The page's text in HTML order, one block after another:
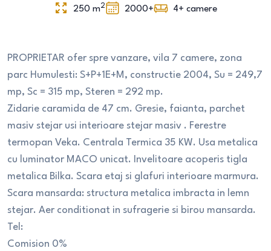
250 m2 2000+ 4+ camere
PROPRIETAR ofer spre vanzare, vila 7 camere, zona
parc Humulesti: S+P+1E+M, constructie 2004, Su = 249,7
mp, Sc = 315 mp, Steren = 292 mp.
Zidarie caramida de 47 cm. Gresie, faianta, parchet
masiv stejar usi interioare stejar masiv . Ferestre
termopan Veka. Centrala Termica 35 KW. Usa metalica
cu luminator MACO unicat. Invelitoare acoperis tigla
metalica Bilka. Scara etaj si glafuri interioare marmura.
Scara mansarda: structura metalica imbracta in lemn
stejar. Aer conditionat in sufragerie si birou mansarda.
Tel:
Comision 0%